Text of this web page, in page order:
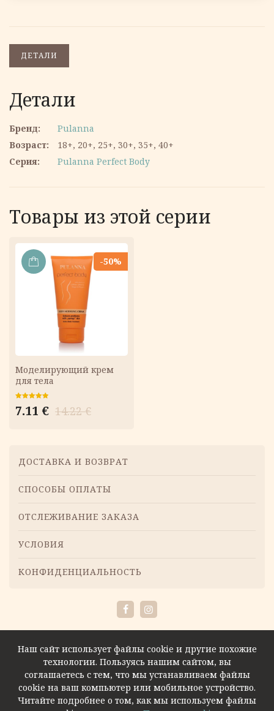
ДЕТАЛИ
Детали
Бренд
Pulanna
Возраст
18+, 20+, 25+, 30+, 35+, 40+
Серия
Pulanna Perfect Body
Товары из этой серии
-50%
Моделирующий крем
для тела
5.00 из 5 14.22€
Первоначальная
7.11 €
Текущая
В
КОРЗИНУ
Меню
ДОСТАВКА И ВОЗВРАТ
СПОСОБЫ ОПЛАТЫ
ОТСЛЕЖИВАНИЕ ЗАКАЗА
УСЛОВИЯ
КОНФИДЕНЦИАЛЬНОСТЬ
FacebookInstagram
Наш сайт использует файлы cookie и другие похожие
технологии. Пользуясь нашим сайтом, вы
соглашаетесь с тем, что мы устанавливаем файлы
cookie на ваш компьютер или мобильное устройство.
Читайте подробнее о том, как мы используем файлы